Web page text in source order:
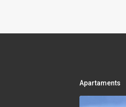
Apartaments